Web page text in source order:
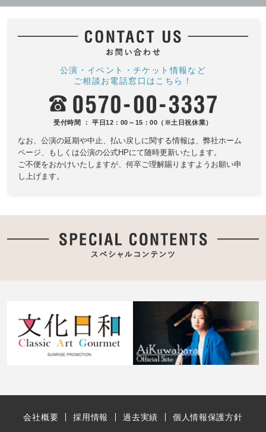
公演・イベント・チケット情報など
ご相談お電話窓口はこちら！
受付時間 ： 平日12：00～15：00（※土日祝休業）
なお、公演の延期や中止、払い戻しに関する情報は、 弊社ホーム
ページ、もしくは公演の公式HPにて随時更新いたします。
ご不便をおかけいたしますが、何卒ご理解賜りますようお願い申
し上げます。
会社概要 採用情報 過去実績 個人情報保護方針